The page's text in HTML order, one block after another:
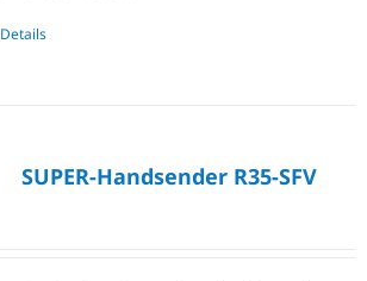
Details
SUPER-Handsender R35-SFV